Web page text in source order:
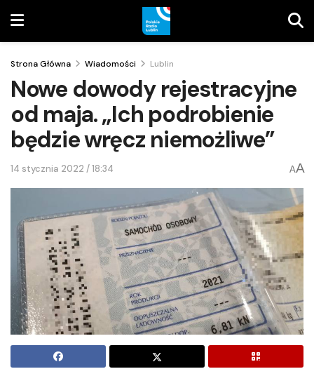
Strona Główna Wiadomości Lublin
Nowe dowody rejestracyjne
od maja. „Ich podrobienie
będzie wręcz niemożliwe”
14 stycznia 2022 / 18:34 AA